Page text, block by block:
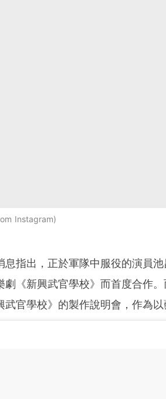
Instagram
息指出，正於軍隊中服役的演員
劇《新興武官學校》而首度合作
武官學校》的製作說明會，作為